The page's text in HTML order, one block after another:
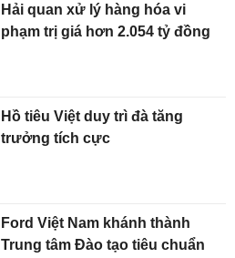
Hải quan xử lý hàng hóa vi
phạm trị giá hơn 2.054 tỷ đồng
Hồ tiêu Việt duy trì đà tăng
trưởng tích cực
Ford Việt Nam khánh thành
Trung tâm Đào tạo tiêu chuẩn